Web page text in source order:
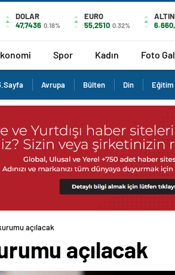
DOLAR
47,7436 0.18%
EURO
55,2510 0.32%
ALTIN
Spor Kadın Foto
Avrupa Bülten Din Eğitim
açılacak
açılacak